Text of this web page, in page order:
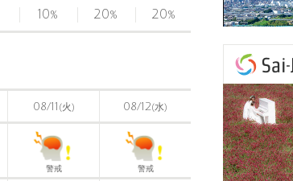
10% 20% 20%
08/11 (火) 08/12(水)
警戒 警戒